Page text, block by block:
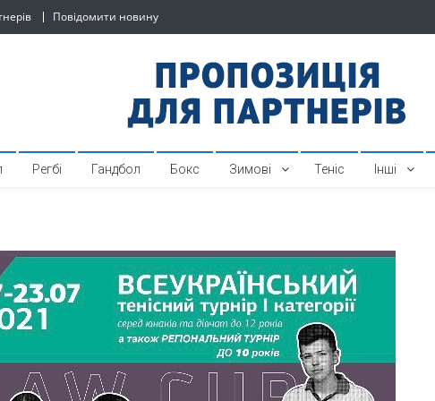
Повідомити новину
спортивний інтернет-портал
Регбі Гандбол Бокс Зимові Теніс Інші